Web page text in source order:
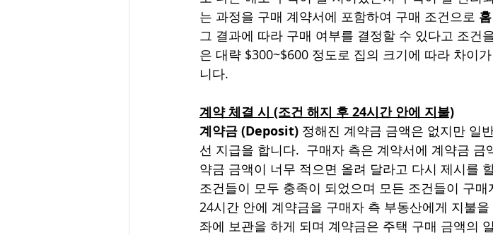
는 과정을 구매 계약서에 포함하여 구매 조건으로
그 결과에 따라 구매 여부를 결정할 수 있다고 조건
은 대략 $300~$600 정도로 집의 크기에 따라 차이
니다.
계약 체결 시 (조건 해지 후 24시간 안에 지불)
계약금 (Deposit) 정해진 계약금 금액은 없지만 일
선 지급을 합니다.  구매자 측은 계약서에 계약금
약금 금액이 너무 적으면 올려 달라고 다시 제시를
조건들이 모두 충족이 되었으며 모든 조건들이 구
24시간 안에 계약금을 구매자 측 부동산에게 지불
좌에 보관을 하게 되며 계약금은 주택 구매 금액의